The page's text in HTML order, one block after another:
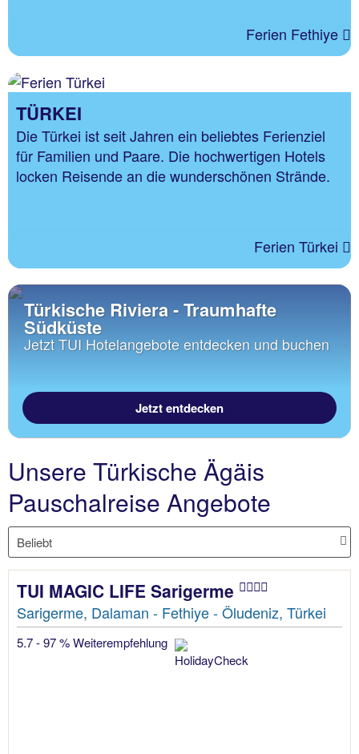
Ferien Fethiye
TÜRKEI
Die Türkei ist seit Jahren ein beliebtes Ferienziel
für Familien und Paare. Die hochwertigen Hotels
locken Reisende an die wunderschönen Strände.
Ferien Türkei
Türkische Riviera - Traumhafte
Südküste
Jetzt TUI Hotelangebote entdecken und buchen
Jetzt entdecken
Unsere Türkische Ägäis
Pauschalreise Angebote
TUI MAGIC LIFE Sarigerme
Sarigerme, Dalaman - Fethiye - Öludeniz, Türkei
5.7 - 97 % Weiterempfehlung